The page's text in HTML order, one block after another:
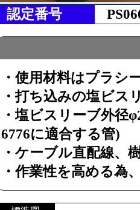
認定番号
・使用材料はプラシ
・打ち込みの塩ビス
・塩ビスリーブ外径
6776に適合する管)
・ケーブル直配線、
・作業性を高める為